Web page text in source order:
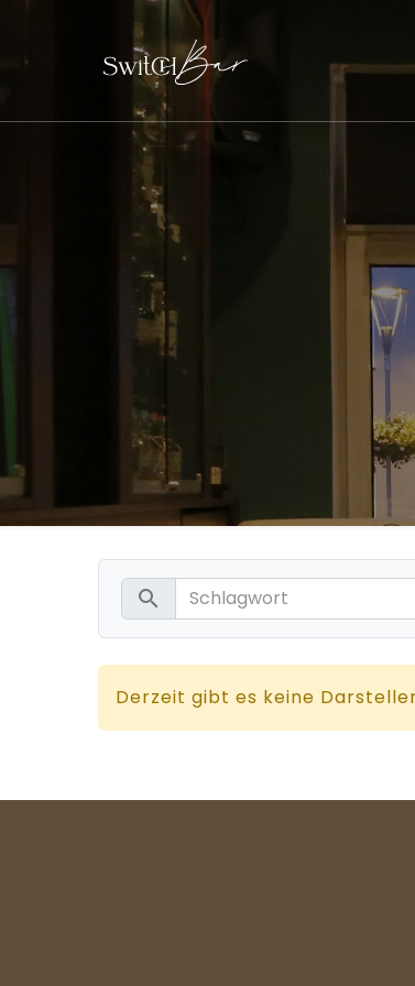
search
Derzeit gibt es keine